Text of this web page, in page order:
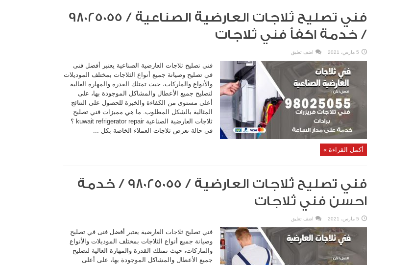
فني تصليح ثلاجات العارضية الصناعية / 98025055
/ خدمة اكفأ فني ثلاجات
5 مارس، 2021 اضف تعليق
فني تصليح ثلاجات العارضية الصناعية يعتبر أفضل فنى
في تصليح وصيانة جميع أنواع الثلاجات بمختلف الموديلات
والأنواع والماركات، حيث تمتلك القدرة والمهارة العالية
لتصليح جميع الأعطال والمشاكل الموجودة بها، على
أعلى مستوى من الكفاءة والخبرة للحصول على النتائج
المثالية بالشكل المطلوب. ما هي مميزات فني تصليح
ثلاجات العارضية الصناعية kuwait refrigerator repair ؟
في حالة تعرض ثلاجات العملاء الخاصة بكل ...
أكمل القراءة »
فني تصليح ثلاجات العارضية / 98025055 / خدمة
احسن فني ثلاجات
5 مارس، 2021 اضف تعليق
فني تصليح ثلاجات العارضية يعتبر أفضل فنى في تصليح
وصيانة جميع أنواع الثلاجات بمختلف الموديلات والأنواع
والماركات، حيث تمتلك القدرة والمهارة العالية لتصليح
جميع الأعطال والمشاكل الموجودة بها، على أعلى